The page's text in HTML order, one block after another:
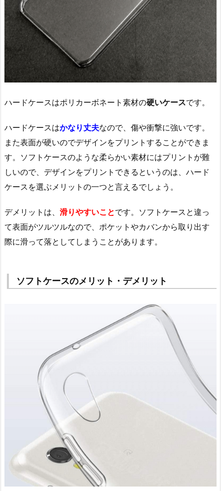
ハードケースはポリカーボネート素材の硬いケースです。
ハードケースはかなり丈夫なので、傷や衝撃に強いです。
また表面が硬いのでデザインをプリントすることができま
す。ソフトケースのような柔らかい素材にはプリントが難
しいので、デザインをプリントできるというのは、ハード
ケースを選ぶメリットの一つと言えるでしょう。
デメリットは、 滑りやすいことです。ソフトケースと違っ
て表面がツルツルなので、ポケットやカバンから取り出す
際に滑って落としてしまうことがあります。
ソフトケースのメリット・デメリット